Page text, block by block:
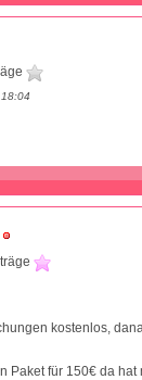
kostenlos,
Paket für 150€ da